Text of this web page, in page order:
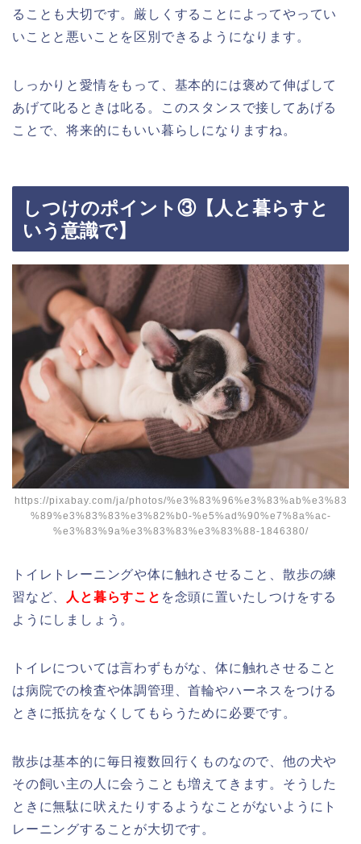
ることも大切です。厳しくすることによってやってい
いことと悪いことを区別できるようになります。
しっかりと愛情をもって、基本的には褒めて伸ばして
あげて叱るときは叱る。このスタンスで接してあげる
ことで、将来的にもいい暮らしになりますね。
しつけのポイント③【人と暮らすと
いう意識で】
https://pixabay.com/ja/photos/%e3%83%96%e3%83%ab%e3%83
%89%e3%83%83%e3%82%b0-%e5%ad%90%e7%8a%ac-
%e3%83%9a%e3%83%83%e3%83%88-1846380/
トイレトレーニングや体に触れさせること、散歩の練
習など、
人と暮らすこと を念頭に置いたしつけをする
ようにしましょう。
トイレについては言わずもがな、体に触れさせること
は病院での検査や体調管理、首輪やハーネスをつける
ときに抵抗をなくしてもらうために必要です。
散歩は基本的に毎日複数回行くものなので、他の犬や
その飼い主の人に会うことも増えてきます。そうした
ときに無駄に吠えたりするようなことがないようにト
レーニングすることが大切です。